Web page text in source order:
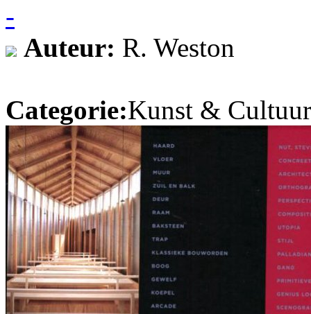
-
Auteur: R. Weston
Categorie:Kunst &